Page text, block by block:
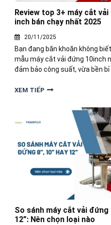
Review top 3+ máy cắt
inch bán chạy nhất 2025
20/11/2025
Bạn đang băn khoăn không
mẫu máy cắt vải đứng 10inch
đảm bảo công suất, vừa bền bỉ
Top 3+ máy cắt vải đứng 10
XEM TIẾP
So sánh máy cắt vải đứng
12”: Nên chọn loại nào